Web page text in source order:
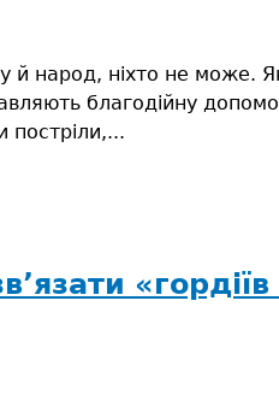
народ, ніхто не може. Як
благодійну
постріли,...
«гордіїв